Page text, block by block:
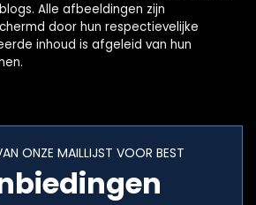
Alle afbeeldingen zijn
door hun respectievelijke
inhoud is afgeleid van hun
ONZE MAILLIJST VOOR BEST